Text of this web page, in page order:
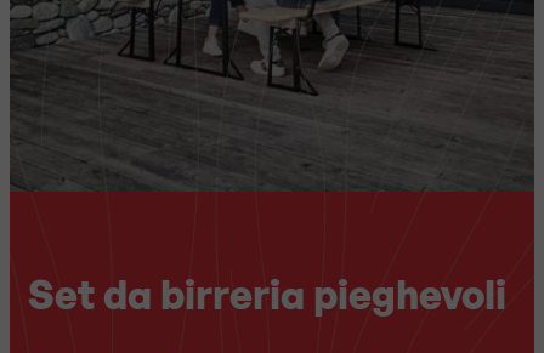
Set da birreria pieghevoli